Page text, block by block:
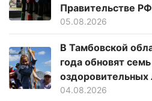
Правительстве РФ
05.08.2026
В Тамбовской
года обновят
оздоровительных
04.08.2026